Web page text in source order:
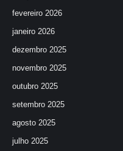
fevereiro 2026
janeiro 2026
dezembro 2025
novembro 2025
outubro 2025
setembro 2025
agosto 2025
julho 2025